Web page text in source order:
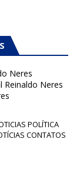
Neres
Reinaldo Neres
POLÍTICA
CONTATOS